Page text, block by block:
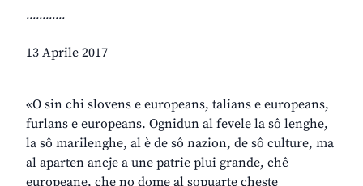
............
13 Aprile 2017
«O sin chi slovens e europeans, talians e europeans,
furlans e europeans. Ognidun al fevele la sô lenghe,
la sô marilenghe, al è de sô nazion, de sô culture, ma
al aparten ancje a une patrie plui grande, chê
europeane, che no dome al sopuarte cheste